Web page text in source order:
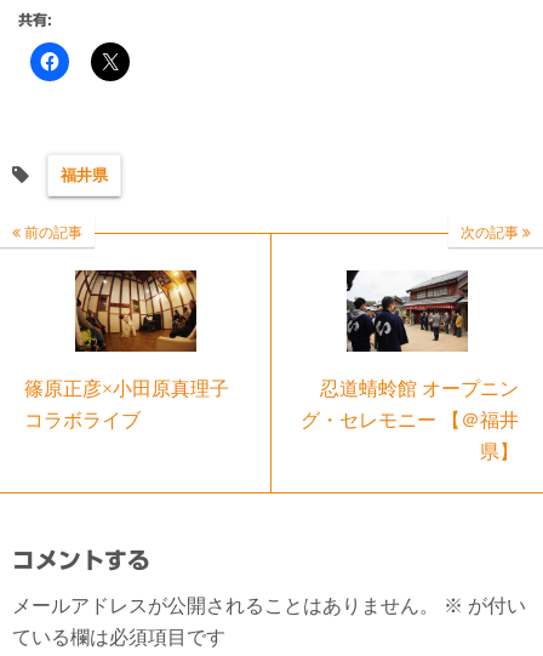
共有:
福井県
前の記事
篠原正彦×小田原真理子
コラボライブ
次の記事
忍道蜻蛉館 オープニン
グ・セレモニー 【＠福井
県】
コメントする
メールアドレスが公開されることはありません。 ※ が付い
ている欄は必須項目です